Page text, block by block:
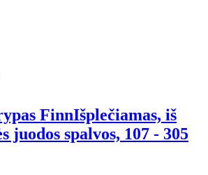
FinnIšplečiamas, iš
juodos spalvos, 107 - 305